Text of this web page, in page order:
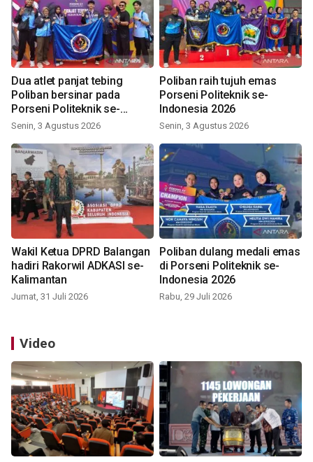
Dua atlet panjat tebing
Poliban bersinar pada
Porseni Politeknik se-
Indonesia 2026
Senin, 3 Agustus 2026
Poliban raih tujuh emas
Porseni Politeknik se-
Indonesia 2026
Senin, 3 Agustus 2026
Wakil Ketua DPRD Balangan
hadiri Rakorwil ADKASI se-
Kalimantan
Jumat, 31 Juli 2026
Poliban dulang medali emas
di Porseni Politeknik se-
Indonesia 2026
Rabu, 29 Juli 2026
Video